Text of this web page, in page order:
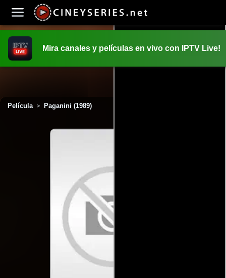
Mira canales y películas en vivo con IPTV Live!
Película > Paganini (1989)